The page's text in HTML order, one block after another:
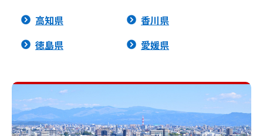
高知県
香川県
徳島県
愛媛県